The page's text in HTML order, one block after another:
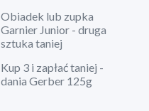
Obiadek lub zupka
Garnier Junior - druga
sztuka taniej
Kup 3 i zapłać taniej -
dania Gerber 125g